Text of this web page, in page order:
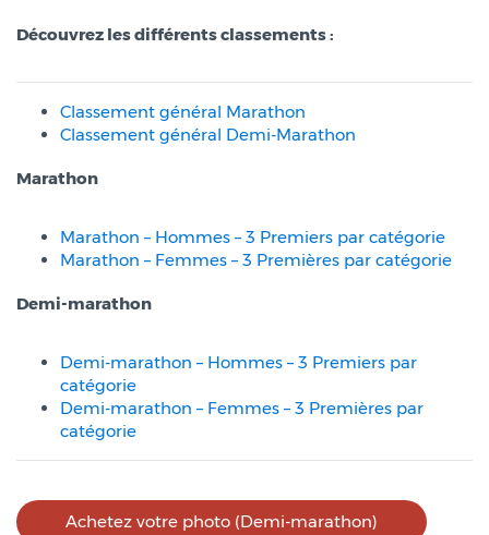
Découvrez les différents classements :
Classement général Marathon
Classement général Demi-Marathon
Marathon
Marathon – Hommes – 3 Premiers par catégorie
Marathon – Femmes – 3 Premières par catégorie
Demi-marathon
Demi-marathon – Hommes – 3 Premiers par
catégorie
Demi-marathon – Femmes – 3 Premières par
catégorie
Achetez votre photo (Demi-marathon)